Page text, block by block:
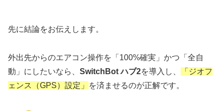
先に結論をお伝えします。
外出先からのエアコン操作を「100%確実」かつ「全自
動」にしたいなら、 SwitchBot ハブ2を導入し、
「ジオフ
ェンス（GPS）設定」
を済ませるのが正解です。